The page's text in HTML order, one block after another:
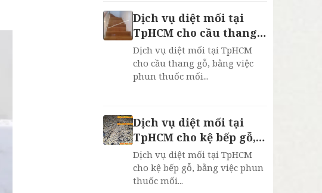
Dịch vụ diệt mối tại
TpHCM cho cầu thang
gỗ, bh 2 năm
Dịch vụ diệt mối tại TpHCM
cho cầu thang gỗ, bằng việc
phun thuốc mối...
Dịch vụ diệt mối tại
TpHCM cho kệ bếp gỗ,
bh 2 năm
Dịch vụ diệt mối tại TpHCM
cho kệ bếp gỗ, bằng việc phun
thuốc mối...